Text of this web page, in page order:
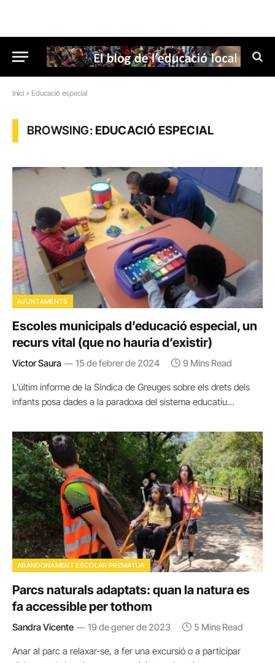
Inici » Educació especial
BROWSING:EDUCACIÓ ESPECIAL
AJUNTAMENTS
Escoles municipals d’educació especial, un
recurs vital (que no hauria d’existir)
Víctor Saura 15 de febrer de 2024 9 Mins Read
L’últim informe de la Síndica de Greuges sobre els drets dels
infants posa dades a la paradoxa del sistema educatiu…
ABANDONAMENT ESCOLAR PREMATUR
Parcs naturals adaptats: quan la natura es
fa accessible per tothom
Sandra Vicente 19 de gener de 2023 5 Mins Read
Anar al parc a relaxar-se, a fer una excursió o a participar